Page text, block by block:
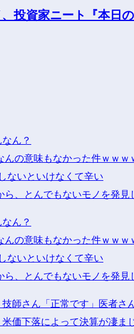
ん？
の意味もなかった件ｗｗｗ
ないといけなくて辛い
、とんでもないモノを発見
ん？
の意味もなかった件ｗｗｗ
ないといけなくて辛い
、とんでもないモノを発見
技師さん「正常です」医者
価下落によって決算が凄ま